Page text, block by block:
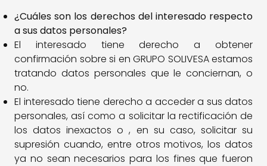
¿Cuáles son los derechos del interesado respecto
a sus datos personales?
El interesado tiene derecho a obtener
confirmación sobre si en GRUPO SOLIVESA estamos
tratando datos personales que le conciernan, o
no.
El interesado tiene derecho a acceder a sus datos
personales, así como a solicitar la rectificación de
los datos inexactos o , en su caso, solicitar su
supresión cuando, entre otros motivos, los datos
ya no sean necesarios para los fines que fueron